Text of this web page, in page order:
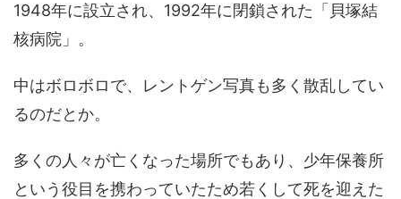
1948年に設立され、1992年に閉鎖された「貝塚結
核病院」。
中はボロボロで、レントゲン写真も多く散乱してい
るのだとか。
多くの人々が亡くなった場所でもあり、少年保養所
という役目を携わっていたため若くして死を迎えた